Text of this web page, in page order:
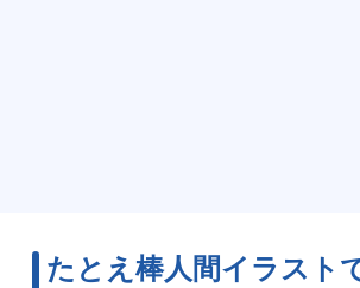
たとえ棒人間イラスト